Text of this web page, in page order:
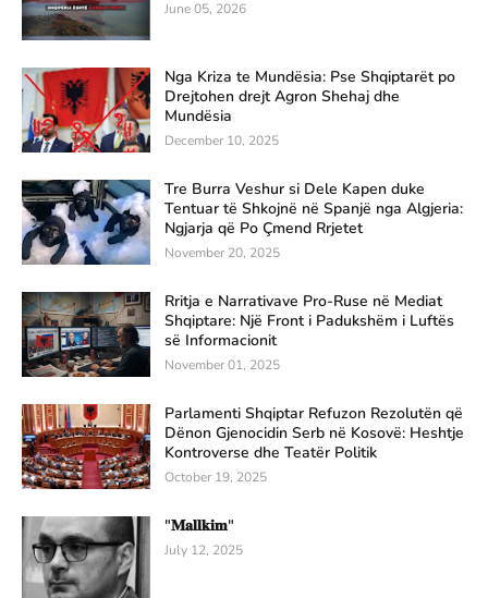
June 05, 2026
Nga Kriza te Mundësia: Pse Shqiptarët po
Drejtohen drejt Agron Shehaj dhe
Mundësia
December 10, 2025
Tre Burra Veshur si Dele Kapen duke
Tentuar të Shkojnë në Spanjë nga Algjeria:
Ngjarja që Po Çmend Rrjetet
November 20, 2025
Rritja e Narrativave Pro-Ruse në Mediat
Shqiptare: Një Front i Padukshëm i Luftës
së Informacionit
November 01, 2025
Parlamenti Shqiptar Refuzon Rezolutën që
Dënon Gjenocidin Serb në Kosovë: Heshtje
Kontroverse dhe Teatër Politik
October 19, 2025
"𝐌𝐚𝐥𝐥𝐤𝐢𝐦"
July 12, 2025